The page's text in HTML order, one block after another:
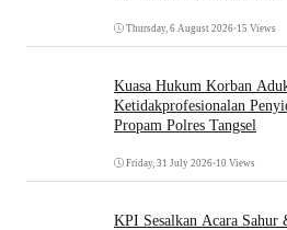
Thursday, 6 August 2026•15 Views
Kuasa Hukum Korban
Ketidakprofesionalan
Propam Polres Tangsel
Friday, 31 July 2026•10 Views
KPI Sesalkan Acara Sahur